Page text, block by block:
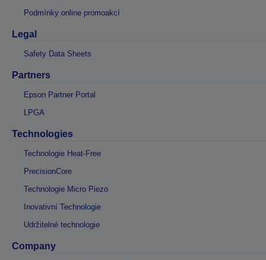
Podmínky online promoakcí
Legal
Safety Data Sheets
Partners
Epson Partner Portal
LPGA
Technologies
Technologie Heat-Free
PrecisionCore
Technologie Micro Piezo
Inovativní Technologie
Udržitelné technologie
Company